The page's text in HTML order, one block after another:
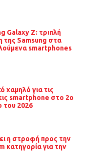
Galaxy Z: τριπλή
της Samsung στα
smartphones
χαμηλό για τις
smartphone στο 2ο
του 2026
η στροφή προς την
κατηγορία για την